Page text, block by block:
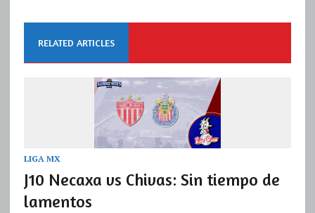
RELATED ARTICLES
LIGA MX
J10 Necaxa vs Chivas: Sin tiempo de
lamentos